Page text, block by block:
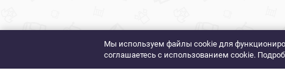
Мы используем файлы cookie для
соглашаетесь с использованием cookie.